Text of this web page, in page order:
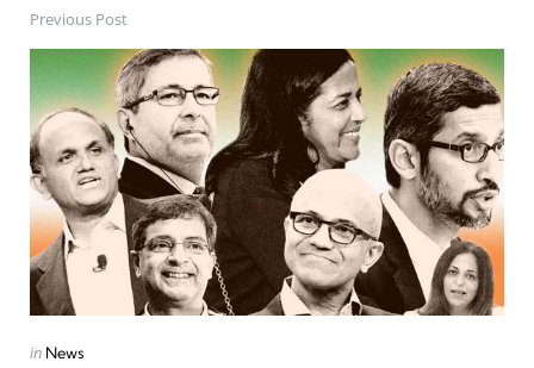
Post
navigation
Previous Post
Posted
in News